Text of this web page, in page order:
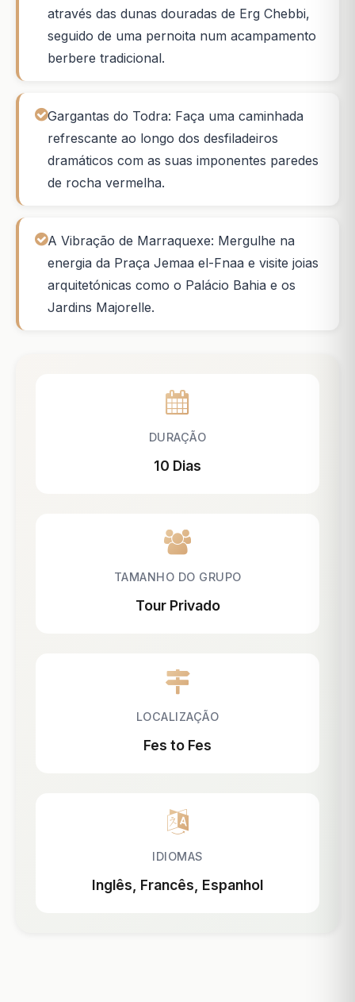
através das dunas douradas de Erg Chebbi,
seguido de uma pernoita num acampamento
berbere tradicional.
Gargantas do Todra: Faça uma caminhada
refrescante ao longo dos desfiladeiros
dramáticos com as suas imponentes paredes
de rocha vermelha.
A Vibração de Marraquexe: Mergulhe na
energia da Praça Jemaa el-Fnaa e visite joias
arquitetónicas como o Palácio Bahia e os
Jardins Majorelle.
DURAÇÃO
10 Dias
TAMANHO DO GRUPO
Tour Privado
LOCALIZAÇÃO
Fes to Fes
IDIOMAS
Inglês, Francês, Espanhol